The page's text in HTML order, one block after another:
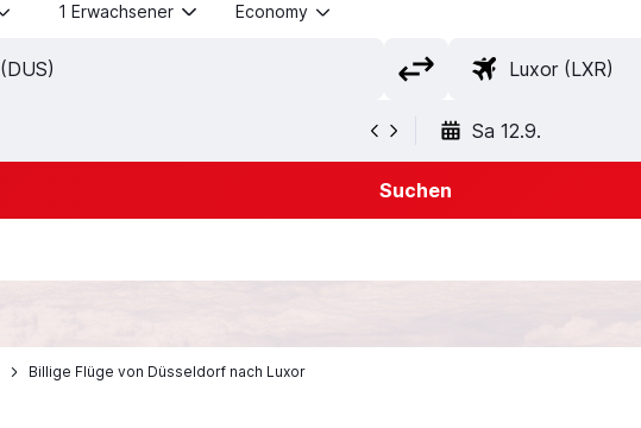
1 Erwachsener Economy
Sa 12.9.
Suchen
Billige Flüge von Düsseldorf nach Luxor